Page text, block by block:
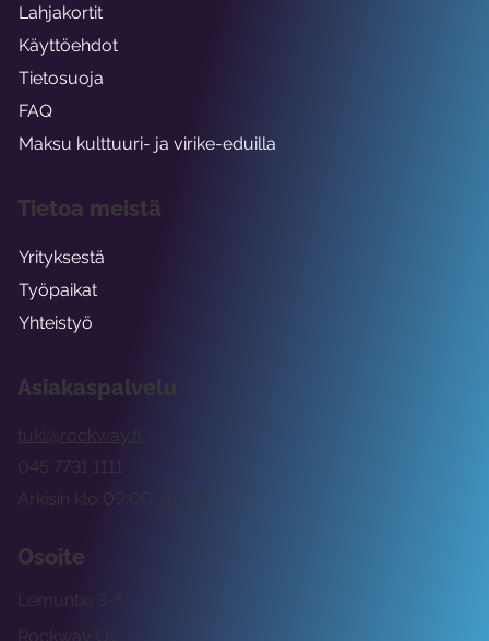
Asiakaspalvelu
tuki@rockway.fi
Arkisin klo 09:00 -15:00
045 7731 1111
Osoite
Rockway Oy
Lemuntie 3-5
Lahjakortit
Käyttöehdot
Tietosuoja
FAQ
Maksu kulttuuri- ja virike-eduilla
Tietoa meistä
Yrityksestä
Työpaikat
Yhteistyö